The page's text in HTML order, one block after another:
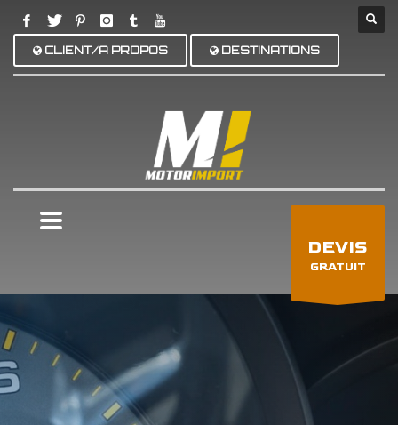
CLIENT/A PROPOS DESTINATIONS
DEVIS
GRATUIT